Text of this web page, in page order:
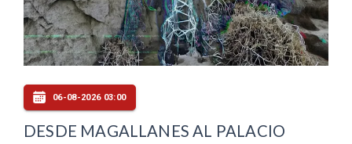
06-08-2026 03:00
DESDE MAGALLANES AL PALACIO